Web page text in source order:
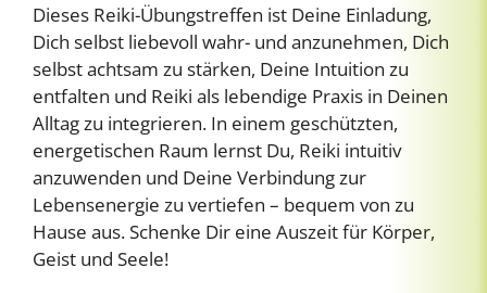
Dieses Reiki-Übungstreffen ist Deine Einladung,
Dich selbst liebevoll wahr- und anzunehmen, Dich
selbst achtsam zu stärken, Deine Intuition zu
entfalten und Reiki als lebendige Praxis in Deinen
Alltag zu integrieren. In einem geschützten,
energetischen Raum lernst Du, Reiki intuitiv
anzuwenden und Deine Verbindung zur
Lebensenergie zu vertiefen – bequem von zu
Hause aus. Schenke Dir eine Auszeit für Körper,
Geist und Seele!